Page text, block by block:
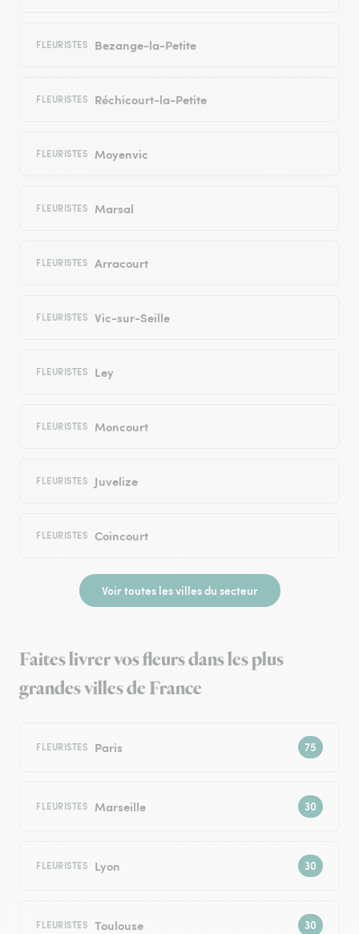
FLEURISTES Bezange-la-Petite
FLEURISTES Réchicourt-la-Petite
FLEURISTES Moyenvic
FLEURISTES Marsal
FLEURISTES Arracourt
FLEURISTES Vic-sur-Seille
FLEURISTES Ley
FLEURISTES Moncourt
FLEURISTES Juvelize
FLEURISTES Coincourt
Voir toutes les villes du secteur
Faites livrer vos fleurs dans les plus
grandes villes de France
FLEURISTES Paris
FLEURISTES Marseille
FLEURISTES Lyon
FLEURISTES Toulouse